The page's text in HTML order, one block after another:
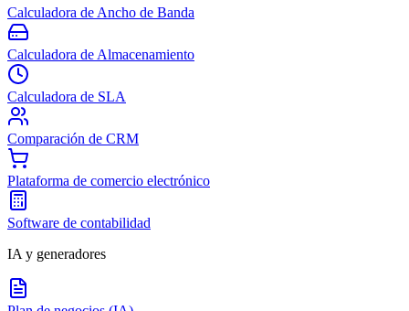
Calculadora de Ancho de Banda
Calculadora de Almacenamiento
Calculadora de SLA
Comparación de CRM
Plataforma de comercio electrónico
Software de contabilidad
IA y generadores